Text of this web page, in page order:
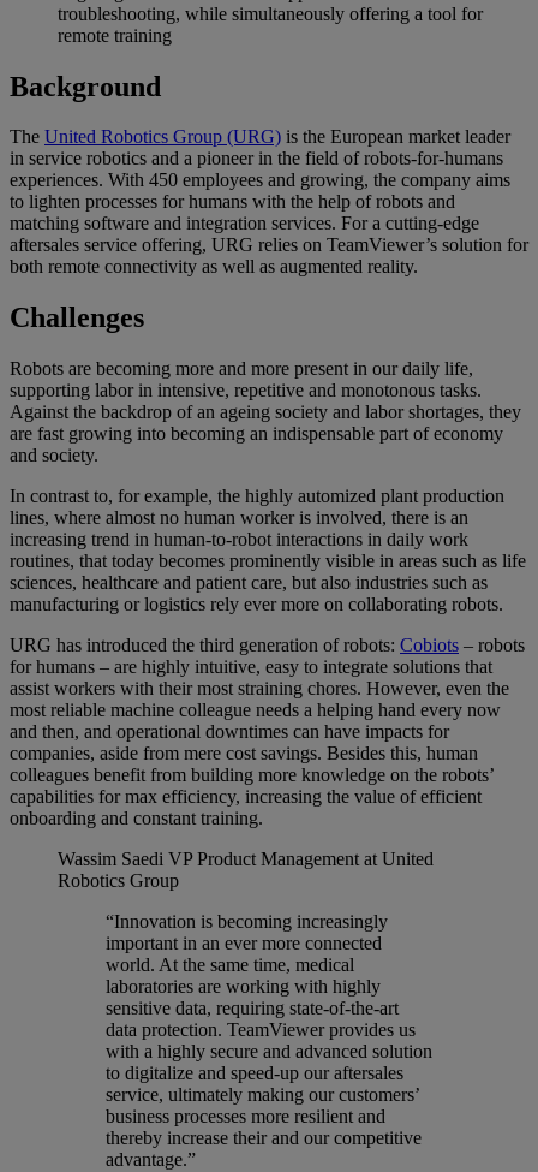
troubleshooting, while simultaneously offering a tool for
remote training
Background
The United Robotics Group (URG) is the European market leader
in service robotics and a pioneer in the field of robots-for-humans
experiences. With 450 employees and growing, the company aims
to lighten processes for humans with the help of robots and
matching software and integration services. For a cutting-edge
aftersales service offering, URG relies on TeamViewer’s solution for
both remote connectivity as well as augmented reality.
Challenges
Robots are becoming more and more present in our daily life,
supporting labor in intensive, repetitive and monotonous tasks.
Against the backdrop of an ageing society and labor shortages, they
are fast growing into becoming an indispensable part of economy
and society.
In contrast to, for example, the highly automized plant production
lines, where almost no human worker is involved, there is an
increasing trend in human-to-robot interactions in daily work
routines, that today becomes prominently visible in areas such as life
sciences, healthcare and patient care, but also industries such as
manufacturing or logistics rely ever more on collaborating robots.
URG has introduced the third generation of robots: Cobiots – robots
for humans – are highly intuitive, easy to integrate solutions that
assist workers with their most straining chores. However, even the
most reliable machine colleague needs a helping hand every now
and then, and operational downtimes can have impacts for
companies, aside from mere cost savings. Besides this, human
colleagues benefit from building more knowledge on the robots’
capabilities for max efficiency, increasing the value of efficient
onboarding and constant training.
Wassim Saedi VP Product Management at United
Robotics Group
“Innovation is becoming increasingly
important in an ever more connected
world. At the same time, medical
laboratories are working with highly
sensitive data, requiring state-of-the-art
data protection. TeamViewer provides us
with a highly secure and advanced solution
to digitalize and speed-up our aftersales
service, ultimately making our customers’
business processes more resilient and
thereby increase their and our competitive
advantage.”